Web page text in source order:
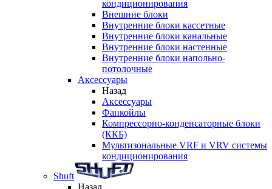
кондиционирования
Внешние блоки
Внутренние блоки кассетные
Внутренние блоки канальные
Внутренние блоки настенные
Внутренние блоки напольно-
потолочные
Аксессуары
Назад
Аксессуары
Фанкойлы
Компрессорно-конденсаторные блоки
(ККБ)
Мультизональные VRF и VRV системы
кондиционирования
Shuft
Назад